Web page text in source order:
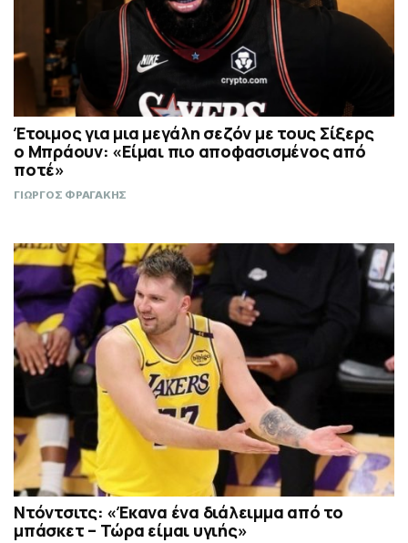
Έτοιμος για μια μεγάλη σεζόν με τους Σίξερς
ο Μπράουν: «Είμαι πιο αποφασισμένος από
ποτέ»
ΓΙΩΡΓΟΣ ΦΡΑΓΑΚΗΣ
Ντόντσιτς: «Έκανα ένα διάλειμμα από το
μπάσκετ – Τώρα είμαι υγιής»